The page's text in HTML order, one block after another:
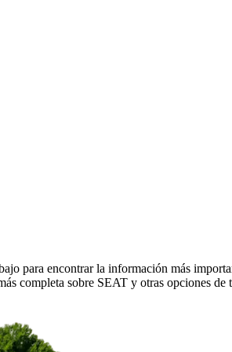
para encontrar la información más
completa sobre SEAT y otras opciones de